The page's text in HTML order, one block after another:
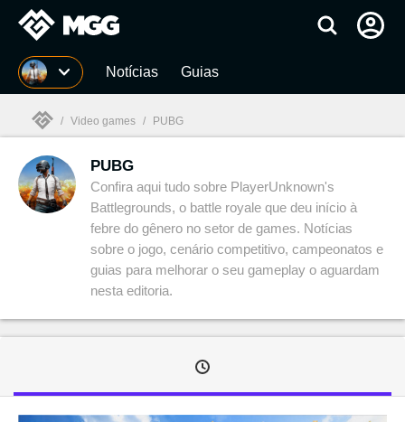
Millenium Notícias Guias
Millenium
/ Video games / PUBG
PUBG
Confira aqui tudo sobre PlayerUnknown's
Battlegrounds, o battle royale que deu início à
febre do gênero no setor de games. Notícias
sobre o jogo, cenário competitivo, campeonatos e
guias para melhorar o seu gameplay o aguardam
nesta editoria.